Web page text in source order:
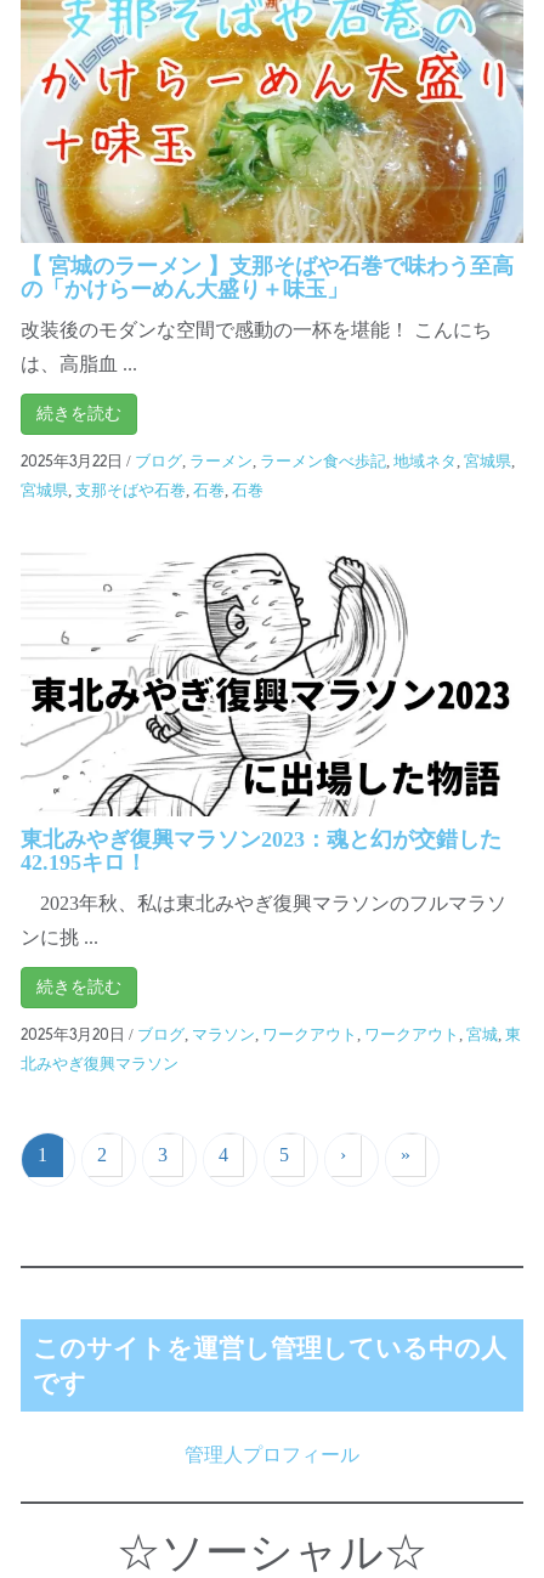
【 宮城のラーメン 】支那そばや石巻で味わう至高
の「かけらーめん大盛り＋味玉」
改装後のモダンな空間で感動の一杯を堪能！ こんにち
は、高脂血 ...
続きを読む
2025年3月22日 / ブログ, ラーメン, ラーメン食べ歩記, 地域ネタ , 宮城県,
宮城県, 支那そばや石巻, 石巻, 石巻
東北みやぎ復興マラソン2023：魂と幻が交錯した
42.195キロ！
2023年秋、私は東北みやぎ復興マラソンのフルマラソ
ンに挑 ...
続きを読む
2025年3月20日 / ブログ, マラソン ワークアウト ワークアウト 宮城, 東
北みやぎ復興マラソン
1 2 3 4 5 › »
このサイトを運営し管理している中の人
です
管理人プロフィール
☆ソーシャル☆